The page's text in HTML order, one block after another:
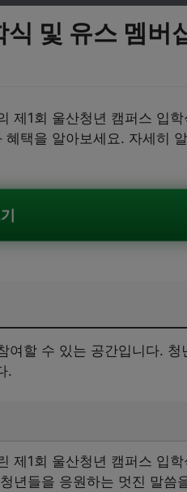
및 유스 멤버
제1회 울산청년 캠퍼스 입
택을 알아보세요. 자세히
할 수 있는 공간입니다. 청
.
제1회 울산청년 캠퍼스 입
년들을 응원하는 멋진 말씀